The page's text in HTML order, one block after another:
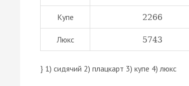
Купе 2266
Люкс 5743
} 1) сидячий 2) плацкарт 3) купе 4) люкс